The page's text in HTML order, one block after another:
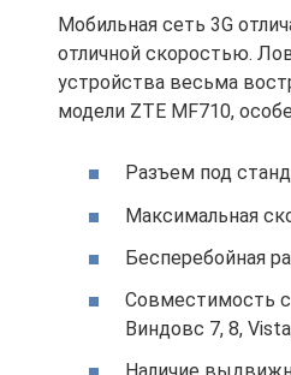
Мобильная сеть 3G
отличной скоростью.
устройства весьма
модели ZTE MF710,
Разъем под
Максимальная
Бесперебойная
Совместимость
Виндовс 7, 8,